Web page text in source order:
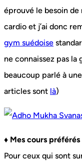
éprouvé le besoin
cardio et j’ai donc
gym suédoise
ne connaissez pas la
beaucoup parlé à
articles sont là)
♦ Mes cours
Pour ceux qui sont